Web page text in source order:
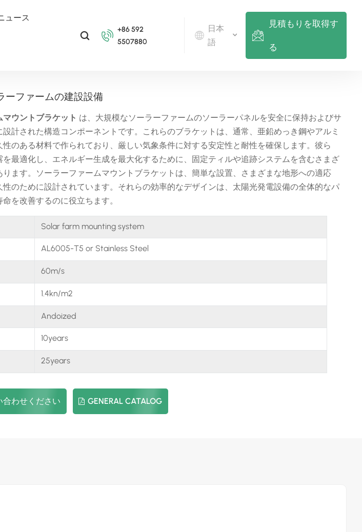
ュース
+86 592
5507880
日本
語
русский
italiano
español
見積もりを取得す
る
ーファームの建設設備
マウントブラケット は、大規模なソーラーファームのソーラーパネルを安全に保持およびサ
設計された構造コンポーネントです。これらのブラケットは、通常、亜鉛めっき鋼やアルミ
性のある材料で作られており、厳しい気象条件に対する安定性と耐性を確保します。彼ら
を最適化し、エネルギー生成を最大化するために、固定ティルや追跡システムを含むさまざ
ります。ソーラーファームマウントブラケットは、簡単な設置、さまざまな地形への適応
性のために設計されています。それらの効率的なデザインは、太陽光発電設備の全体的なパ
を改善するのに役立ちます。
Solar farm mounting system
AL6005-T5 or Stainless Steel
60m/s
1.4kn/m2
Andoized
10years
25years
合わせください GENERAL CATALOG